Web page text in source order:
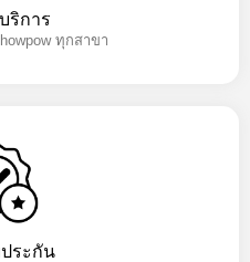
ริการ
ทุกสาขา
ระกัน